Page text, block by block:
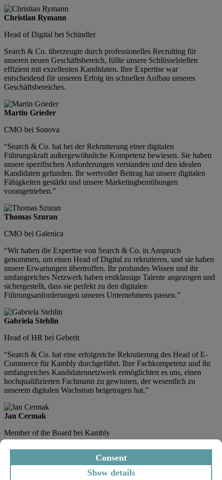
Consent
Show details
Christian Rymann
Head of Digital bei Schindler
Search & Co. überzeugte durch professionelles Recruiting für
unseren neuen Geschäftsbereich, füllte unsere Schlüsselstellen
effizient mit exzellenten Kandidaten. Ihre Expertise war
entscheidend für unseren Erfolg im schnellen Aufbau unseres
Geschäftsbereiches.
Martin Grieder
CMO bei Sonova
“Search & Co. hat bei der Rekrutierung einer digitalen
Führungskraft außergewöhnliche Kompetenz bewiesen. Sie haben
unsere spezifischen Anforderungen verstanden und den idealen
Kandidaten gefunden. Ihr wertvoller Beitrag hat unsere digitalen
Fähigkeiten gestärkt und unsere Marketingbemühungen
vorangetrieben.”
Thomas Szuran
CMO bei Galenica
“Wir haben die Expertise von Search & Co. in Anspruch
genommen, um einen Head of Digital zu rekrutieren, und sie haben
unsere Erwartungen übertroffen. Ihr profundes Wissen und ihr
umfangreiches Netzwerk haben erstklassige Talente angezogen und
sichergestellt, dass sie perfekt zu den digitalen
Führungsanforderungen unseres Unternehmens passen.”
Gabriela Stehlin
Head of HR bei Geberit
“Search & Co. hat eine erfolgreiche Rekrutierung des Head of E-
Commerce für Kambly durchgeführt. Ihre Fachkompetenz und ihr
umfangreiches Kandidatennetzwerk ermöglichten es uns, einen
hochqualifizierten Fachmann zu gewinnen, der wesentlich zu
unserem digitalen Wachstum beigetragen hat.”
Jan Cermak
Member of the Board bei Kambly
“Die Zusammenarbeit mit einem digitalen Veteran von Search &
Co. hat sich als eine transformative Erfahrung erwiesen. Seine
Expertise und Mentoring waren von unschätzbarem Wert für die
Förderung unserer internen Talententwicklungsinitiativen.”